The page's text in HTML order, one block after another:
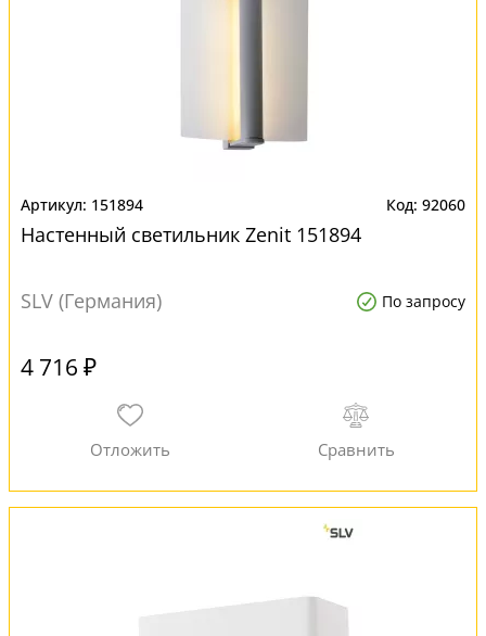
151894 92060
Настенный светильник Zenit 151894
SLV (Германия) По запросу
4 716 ₽